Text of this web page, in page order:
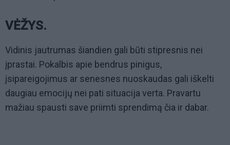
VĖŽYS.
Vidinis jautrumas šiandien gali būti stipresnis nei
įprastai. Pokalbis apie bendrus pinigus,
įsipareigojimus ar senesnes nuoskaudas gali iškelti
daugiau emocijų nei pati situacija verta. Pravartu
mažiau spausti save priimti sprendimą čia ir dabar.